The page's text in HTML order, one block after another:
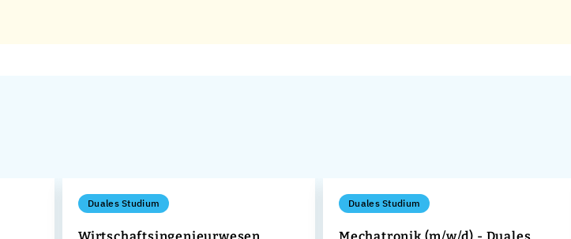
Duales Studium Duales Studium